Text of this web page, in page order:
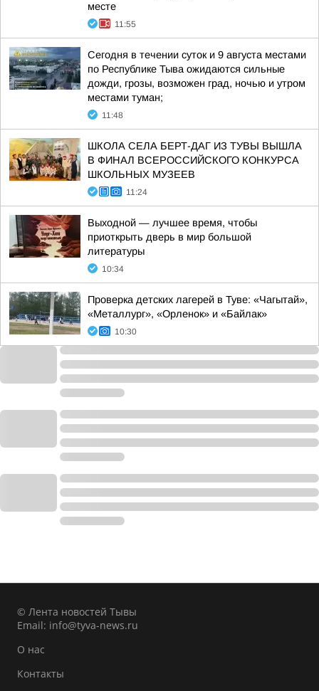
месте
11:55
Сегодня в течении суток и 9 августа местами
по Республике Тыва ожидаются сильные
дожди, грозы, возможен град, ночью и утром
местами туман;
11:48
ШКОЛА СЕЛА БЕРТ-ДАГ ИЗ ТУВЫ ВЫШЛА
В ФИНАЛ ВСЕРОССИЙСКОГО КОНКУРСА
ШКОЛЬНЫХ МУЗЕЕВ
11:24
Выходной — лучшее время, чтобы
приоткрыть дверь в мир большой
литературы
10:34
Проверка детских лагерей в Туве: «Чагытай»,
«Металлург», «Орленок» и «Байлак»
10:30
© Лента новостей Тывы
Email: info@tyva-news.ru
О нас
Контакты